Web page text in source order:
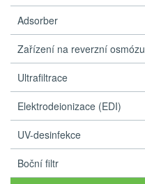
Adsorber
Zařízení na reverzní osmózu
Ultrafiltrace
Elektrodeionizace (EDI)
UV-desinfekce
Boční filtr